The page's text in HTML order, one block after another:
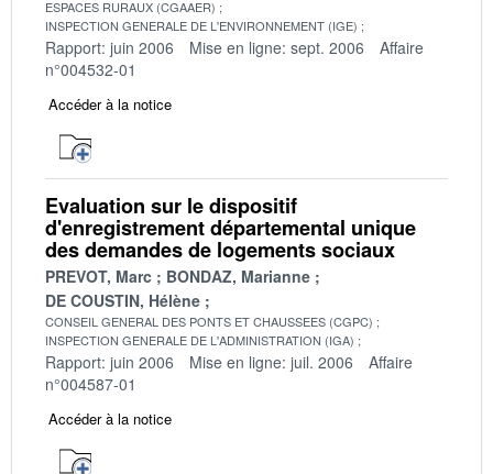
ESPACES RURAUX (CGAAER)
INSPECTION GENERALE DE L'ENVIRONNEMENT (IGE)
Rapport: juin 2006 Mise en ligne: sept. 2006
Affaire
n°004532-01
Accéder à la notice
Evaluation sur le dispositif
d'enregistrement départemental unique
des demandes de logements sociaux
PREVOT, Marc
BONDAZ, Marianne
DE COUSTIN, Hélène
CONSEIL GENERAL DES PONTS ET CHAUSSEES (CGPC)
INSPECTION GENERALE DE L'ADMINISTRATION (IGA)
Rapport: juin 2006 Mise en ligne: juil. 2006
Affaire
n°004587-01
Accéder à la notice